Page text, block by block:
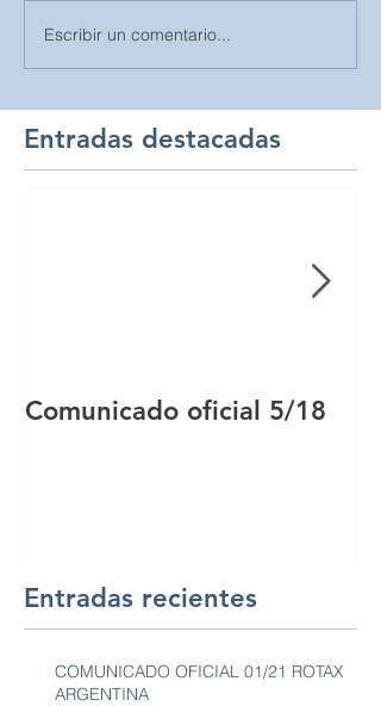
Escribir un comentario...
Entradas destacadas
Comunicado oficial 5/18
Entradas recientes
COMUNICADO OFICIAL 01/21 ROTAX
ARGENTINA